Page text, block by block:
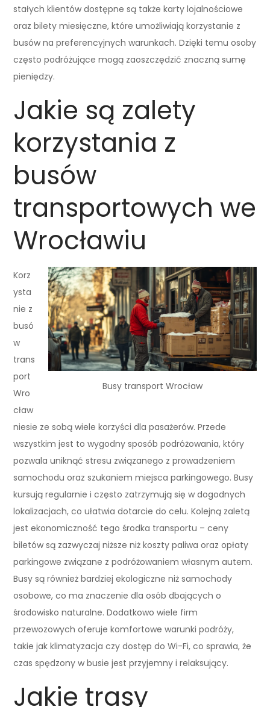
stałych klientów dostępne są także karty lojalnościowe
oraz bilety miesięczne, które umożliwiają korzystanie z
busów na preferencyjnych warunkach. Dzięki temu osoby
często podróżujące mogą zaoszczędzić znaczną sumę
pieniędzy.
Jakie są zalety
korzystania z
busów
transportowych we
Wrocławiu
Busy transport Wrocław
Korz
ysta
nie z
busó
w
trans
port
Wro
cław
niesie ze sobą wiele korzyści dla pasażerów. Przede
wszystkim jest to wygodny sposób podróżowania, który
pozwala uniknąć stresu związanego z prowadzeniem
samochodu oraz szukaniem miejsca parkingowego. Busy
kursują regularnie i często zatrzymują się w dogodnych
lokalizacjach, co ułatwia dotarcie do celu. Kolejną zaletą
jest ekonomiczność tego środka transportu – ceny
biletów są zazwyczaj niższe niż koszty paliwa oraz opłaty
parkingowe związane z podróżowaniem własnym autem.
Busy są również bardziej ekologiczne niż samochody
osobowe, co ma znaczenie dla osób dbających o
środowisko naturalne. Dodatkowo wiele firm
przewozowych oferuje komfortowe warunki podróży,
takie jak klimatyzacja czy dostęp do Wi-Fi, co sprawia, że
czas spędzony w busie jest przyjemny i relaksujący.
Jakie trasy